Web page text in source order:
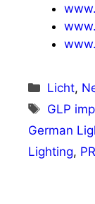
Licht,
GLP
German
Lighting,